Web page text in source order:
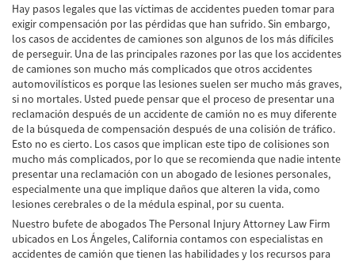
Conductor Distraído
Conductor Ebrio
Colisiones de Impacto Lateral
Estadísticas Generales de los Accidentes
Mortales
Fallo del cinturón de seguridad
Falla en los Frenos
¿Qué se Debe Hacer Después de un
Accidente?
Hay pasos legales que las víctimas de accidentes pueden tomar para
exigir compensación por las pérdidas que han sufrido. Sin embargo,
los casos de accidentes de camiones son algunos de los más difíciles
de perseguir. Una de las principales razones por las que los accidentes
de camiones son mucho más complicados que otros accidentes
automovilísticos es porque las lesiones suelen ser mucho más graves,
si no mortales. Usted puede pensar que el proceso de presentar una
reclamación después de un accidente de camión no es muy diferente
de la búsqueda de compensación después de una colisión de tráfico.
Esto no es cierto. Los casos que implican este tipo de colisiones son
mucho más complicados, por lo que se recomienda que nadie intente
presentar una reclamación con un abogado de lesiones personales,
especialmente una que implique daños que alteren la vida, como
lesiones cerebrales o de la médula espinal, por su cuenta.
Nuestro bufete de abogados The Personal Injury Attorney Law Firm
ubicados en Los Ángeles, California contamos con especialistas en
accidentes de camión que tienen las habilidades y los recursos para